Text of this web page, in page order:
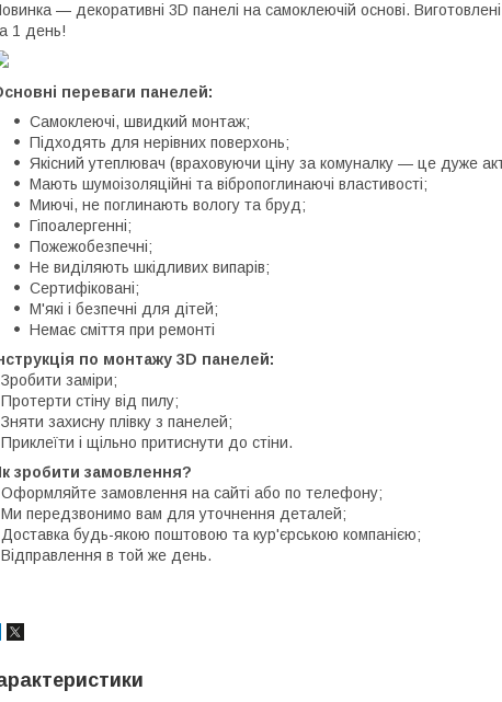
— декоративні 3D панелі на самоклеючій основі. Виготовлені
1 день!
переваги панелей:
Самоклеючі, швидкий монтаж;
Підходять для нерівних поверхонь;
Якісний утеплювач (враховуючи ціну за комуналку — це дуже
Мають шумоізоляційні та вібропоглинаючі властивості;
Миючі, не поглинають вологу та бруд;
Гіпоалергенні;
Пожежобезпечні;
Не виділяють шкідливих випарів;
Сертифіковані;
М'які і безпечні для дітей;
Немає сміття при ремонті
по монтажу 3D панелей:
заміри;
стіну від пилу;
захисну плівку з панелей;
і щільно притиснути до стіни.
зробити замовлення?
замовлення на сайті або по телефону;
передзвонимо вам для уточнення деталей;
будь-якою поштовою та кур'єрською компанією;
в той же день.